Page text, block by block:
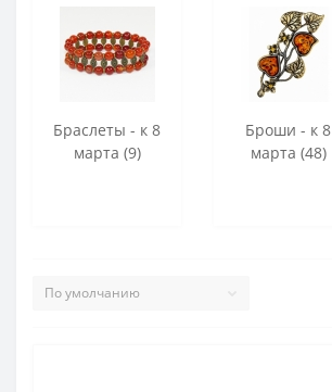
Браслеты - к 8
марта (9)
Броши - к 8
марта (48)